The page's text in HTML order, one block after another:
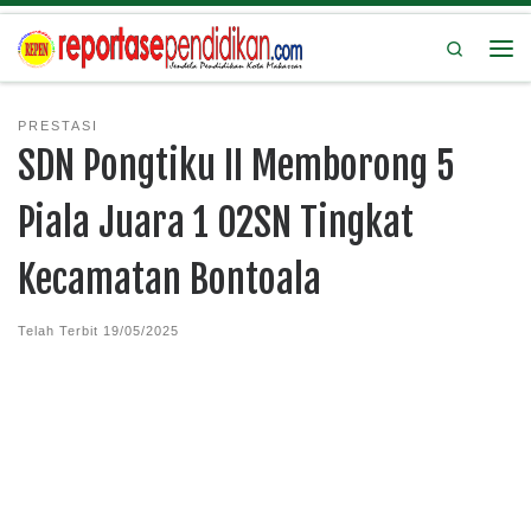
Search
PRESTASI
SDN Pongtiku II Memborong 5
Piala Juara 1 O2SN Tingkat
Kecamatan Bontoala
Telah Terbit 19/05/2025